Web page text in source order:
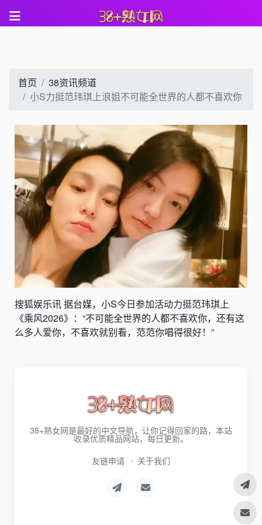
首页
38资讯频道
小S力挺范玮琪上浪姐不可能全世界的人都不喜欢你
搜狐娱乐讯 据台媒，小S今日参加活动力挺范玮琪上
《乘风2026》：“不可能全世界的人都不喜欢你，还有这
么多人爱你，不喜欢就别看，范范你唱得很好！”
38+熟女网是最好的中文导航，让你记得回家的路，本站
收录优质精品网站，每日更新。
友链申请
关于我们